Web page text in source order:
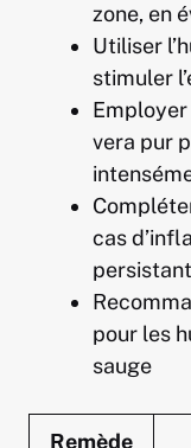
zone, en
Utiliser
stimuler
Employer
vera pur
cas
pour les
sauge
Remède